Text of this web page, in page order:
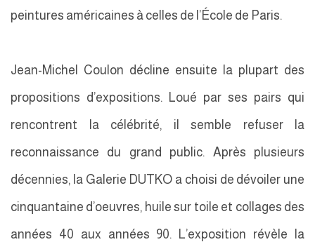
peintures américaines à celles de l’École de Paris.
Jean-Michel Coulon décline ensuite la plupart des
propositions d’expositions. Loué par ses pairs qui
rencontrent la célébrité, il semble refuser la
reconnaissance du grand public. Après plusieurs
décennies, la Galerie DUTKO a choisi de dévoiler une
cinquantaine d’oeuvres, huile sur toile et collages des
années 40 aux années 90. L’exposition révèle la